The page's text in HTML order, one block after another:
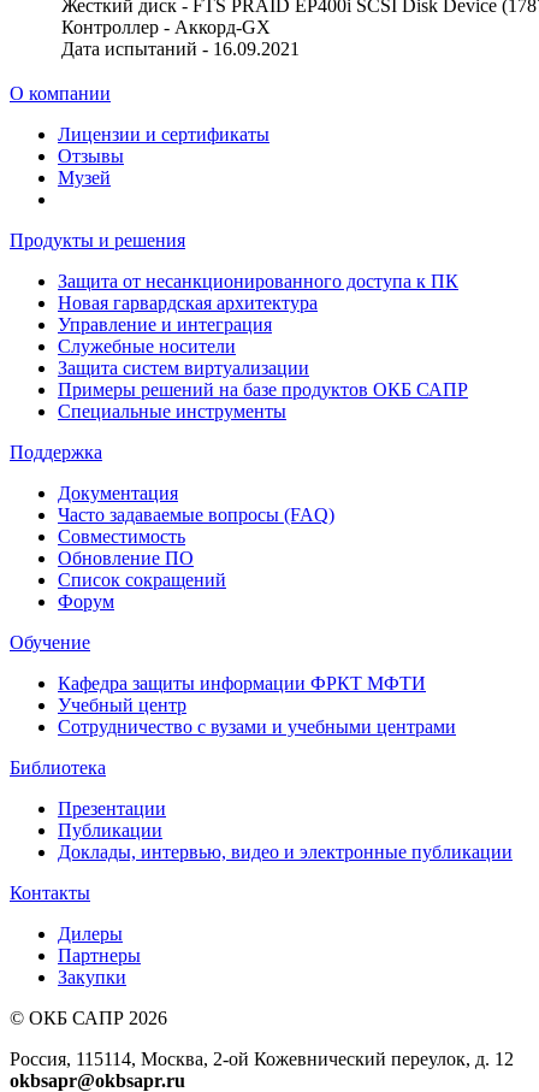
Жесткий диск - FTS PRAID EP400i SCSI Disk Device
Контроллер - Аккорд-GX
Дата испытаний - 16.09.2021
О компании
Лицензии и сертификаты
Отзывы
Музей
Продукты и решения
Защита от несанкционированного доступа к ПК
Новая гарвардская архитектура
Управление и интеграция
Служебные носители
Защита систем виртуализации
Примеры решений на базе продуктов ОКБ САПР
Специальные инструменты
Поддержка
Документация
Часто задаваемые вопросы (FAQ)
Совместимость
Обновление ПО
Список сокращений
Форум
Обучение
Кафедра защиты информации ФРКТ МФТИ
Учебный центр
Сотрудничество с вузами и учебными центрами
Библиотека
Презентации
Публикации
Доклады, интервью, видео и электронные публикации
Контакты
Дилеры
Партнеры
Закупки
© ОКБ САПР 2026
Россия, 115114, Москва, 2-ой Кожевнический переулок, д. 12
okbsapr@okbsapr.ru